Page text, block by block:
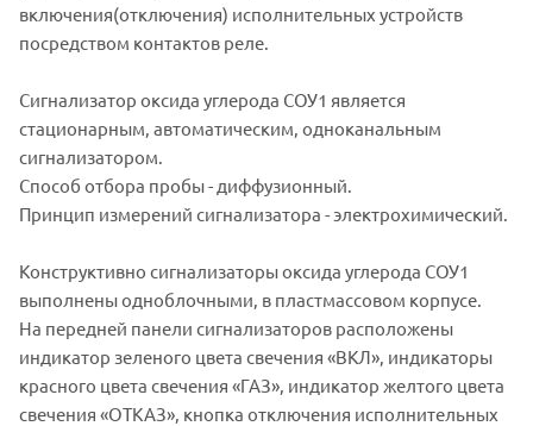
включения(отключения) исполнительных устройств
посредством контактов реле.
Сигнализатор оксида углерода СОУ1 является
стационарным, автоматическим, одноканальным
сигнализатором.
Способ отбора пробы - диффузионный.
Принцип измерений сигнализатора - электрохимический.
Конструктивно сигнализаторы оксида углерода СОУ1
выполнены одноблочными, в пластмассовом корпусе.
На передней панели сигнализаторов расположены
индикатор зеленого цвета свечения «ВКЛ», индикаторы
красного цвета свечения «ГАЗ», индикатор желтого цвета
свечения «ОТКАЗ», кнопка отключения исполнительных